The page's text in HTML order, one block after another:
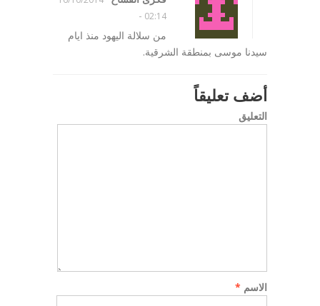
02:14
-
من سلالة اليهود منذ ايام
سيدنا موسى بمنطقة الشرقية.
أضف تعليقاً
التعليق
الاسم *